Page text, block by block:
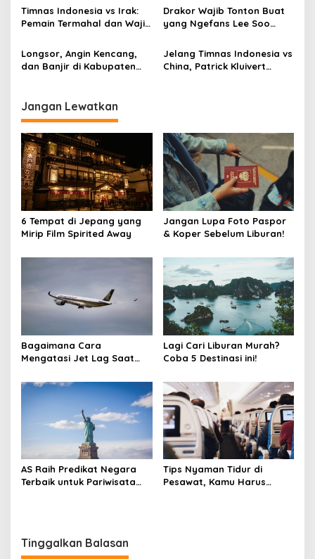
Timnas Indonesia vs Irak:
Pemain Termahal dan Wajib
Drakor Wajib Tonton Buat
yang Ngefans Lee Soo
Longsor, Angin Kencang,
dan Banjir di Kabupaten
Jelang Timnas Indonesia vs
China, Patrick Kluivert
Jangan Lewatkan
6 Tempat di Jepang yang
Mirip Film Spirited Away
Jangan Lupa Foto Paspor
& Koper Sebelum Liburan!
Bagaimana Cara
Mengatasi Jet Lag Saat
Lagi Cari Liburan Murah?
Coba 5 Destinasi ini!
AS Raih Predikat Negara
Terbaik untuk Pariwisata
Tips Nyaman Tidur di
Pesawat, Kamu Harus
Tinggalkan Balasan